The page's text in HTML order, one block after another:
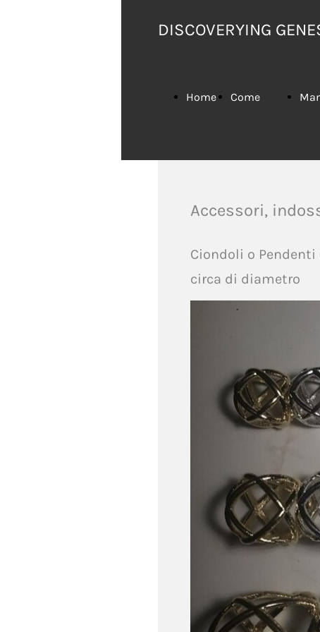
DISCOVERYING
Home Come
Accessori,
Ciondoli o
circa di diametro